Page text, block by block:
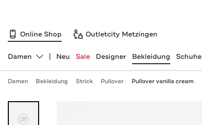
Online Shop Outletcity Metzingen
Abteilung ändern, ausgewählt:
Damen Neu Sale Designer Bekleidung Schuhe
Damen Bekleidung Strick Pullover Pullover vanilla cream